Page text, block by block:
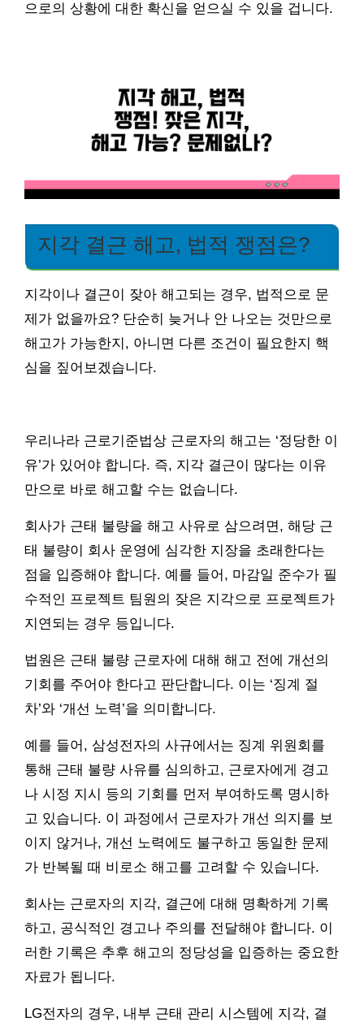
으로의 상황에 대한 확신을 얻으실 수 있을 겁니다.
지각 결근 해고, 법적 쟁점은?
지각이나 결근이 잦아 해고되는 경우, 법적으로 문
제가 없을까요? 단순히 늦거나 안 나오는 것만으로
해고가 가능한지, 아니면 다른 조건이 필요한지 핵
심을 짚어보겠습니다.
우리나라 근로기준법상 근로자의 해고는 ‘정당한 이
유’가 있어야 합니다. 즉, 지각 결근이 많다는 이유
만으로 바로 해고할 수는 없습니다.
회사가 근태 불량을 해고 사유로 삼으려면, 해당 근
태 불량이 회사 운영에 심각한 지장을 초래한다는
점을 입증해야 합니다. 예를 들어, 마감일 준수가 필
수적인 프로젝트 팀원의 잦은 지각으로 프로젝트가
지연되는 경우 등입니다.
법원은 근태 불량 근로자에 대해 해고 전에 개선의
기회를 주어야 한다고 판단합니다. 이는 ‘징계 절
차’와 ‘개선 노력’을 의미합니다.
예를 들어, 삼성전자의 사규에서는 징계 위원회를
통해 근태 불량 사유를 심의하고, 근로자에게 경고
나 시정 지시 등의 기회를 먼저 부여하도록 명시하
고 있습니다. 이 과정에서 근로자가 개선 의지를 보
이지 않거나, 개선 노력에도 불구하고 동일한 문제
가 반복될 때 비로소 해고를 고려할 수 있습니다.
회사는 근로자의 지각, 결근에 대해 명확하게 기록
하고, 공식적인 경고나 주의를 전달해야 합니다. 이
러한 기록은 추후 해고의 정당성을 입증하는 중요한
자료가 됩니다.
LG전자의 경우, 내부 근태 관리 시스템에 지각, 결